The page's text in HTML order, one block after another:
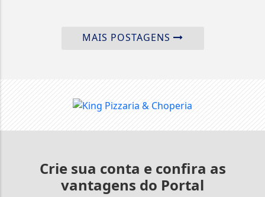
MAIS POSTAGENS
Crie sua conta e confira as
vantagens do Portal